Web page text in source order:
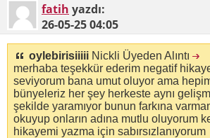
fatih yazdı:
26-05-2504:05
oylebirisiiiii Nickli Üyeden Alıntı
merhaba teşekkür ederim negatif
seviyorum bana umut oluyor ama
bünyeleriz her şey herkeste aynı
şekilde yaramıyor bunun farkına
okuyup onların adına mutlu oluyorum
hikayemi yazma için sabırsızlanıyorum